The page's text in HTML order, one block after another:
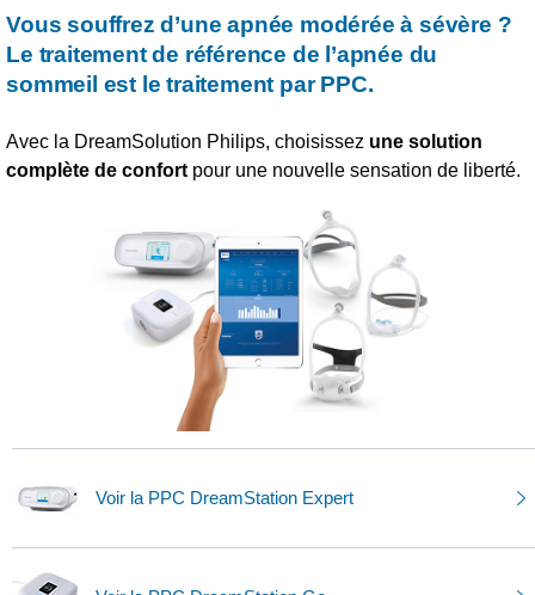
Vous souffrez d’une apnée modérée à sévère ?
Le traitement de référence de l’apnée du
sommeil est le traitement par PPC.
Avec la DreamSolution Philips, choisissez une solution
complète de confort pour une nouvelle sensation de liberté.
Voir la PPC DreamStation Expert